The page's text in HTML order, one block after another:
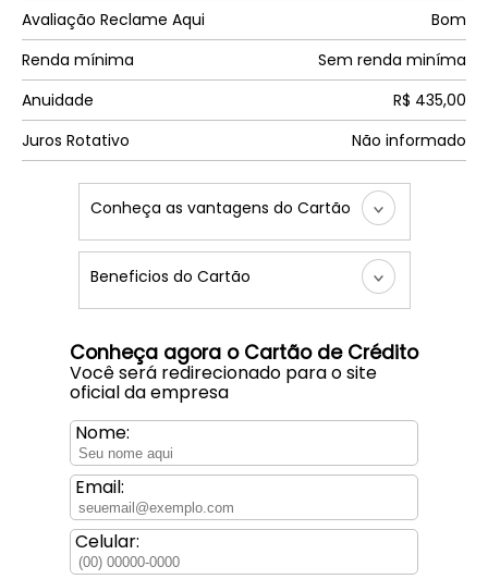
Avaliação Reclame Aqui
Bom
Renda mínima
Sem renda miníma
Anuidade
R$ 435,00
Juros Rotativo
Não informado
Conheça as vantagens do Cartão
Beneficios do Cartão
Conheça agora o Cartão de Crédito
Você será redirecionado para o site
oficial da empresa
Nome:
Email:
Celular: